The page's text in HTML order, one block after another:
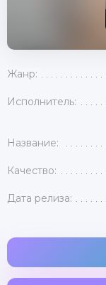
Жанр:
Исполнитель:
Название:
Качество:
Дата релиза: